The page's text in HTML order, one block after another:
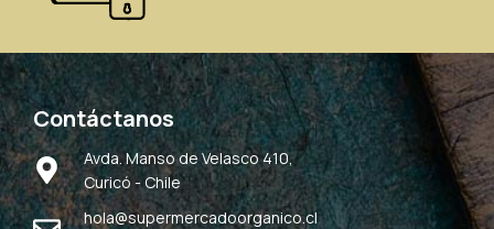
Contáctanos
Avda. Manso de Velasco 410,
Curicó - Chile
hola@supermercadoorganico.cl